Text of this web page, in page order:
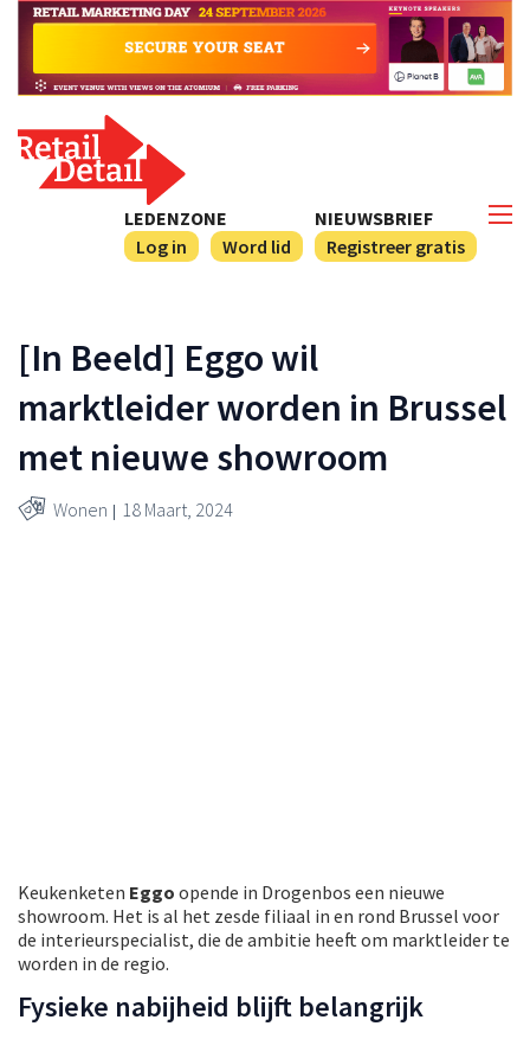
NIEUWSBRIEF
Registreer gratis
LEDENZONE
Log in
Word lid
[In Beeld] Eggo wil
marktleider worden in Brussel
met nieuwe showroom
Wonen 18 Maart, 2024
Keukenketen Eggo opende in Drogenbos een nieuwe
showroom. Het is al het zesde filiaal in en rond Brussel voor
de interieurspecialist, die de ambitie heeft om marktleider te
worden in de regio.
Fysieke nabijheid blijft belangrijk